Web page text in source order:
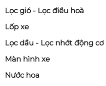
Lọc gió - Lọc điều hoà
Lốp xe
Lọc dầu - Lọc nhớt động cơ
Màn hình xe
Nước hoa